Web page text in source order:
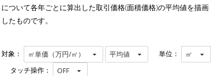
について各年ごとに算出した取引価格(面積価格)の平均値を描画
したものです。
対象： ㎡単価（万円/㎡） 平均値 単位： ㎡
タッチ操作： OFF